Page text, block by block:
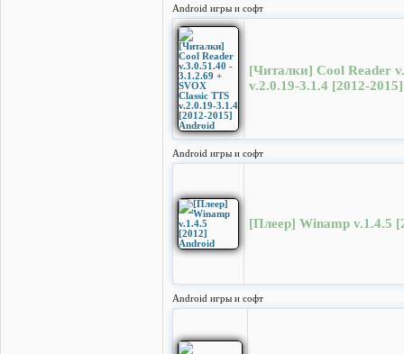
Android игры и софт
[Читалки] Cool Reader
v.2.0.19-3.1.4 [2012-
Android игры и софт
[Плеер] Winamp v.1.4.5
Android игры и софт